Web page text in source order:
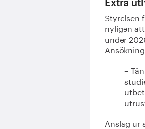
Extra
Styrelsen
nyligen
under
–
Anslag ur